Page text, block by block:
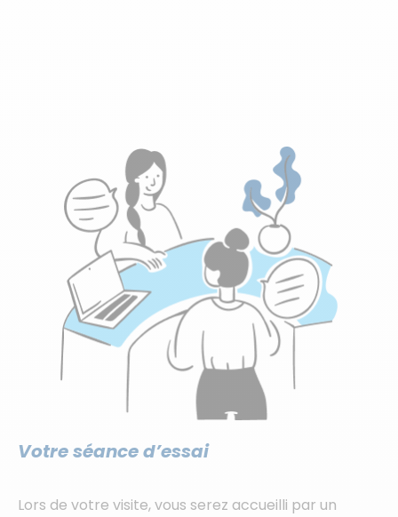
Votre séance d’essai
Lors de votre visite, vous serez accueilli par un